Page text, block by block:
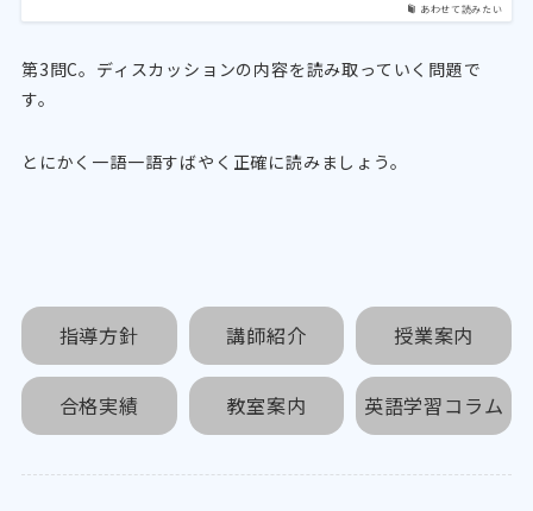
あわせて読みたい
第3問C。ディスカッションの内容を読み取っていく問題で
す。
とにかく一語一語すばやく正確に読みましょう。
指導方針 講師紹介 授業案内
合格実績 教室案内 英語学習コラム